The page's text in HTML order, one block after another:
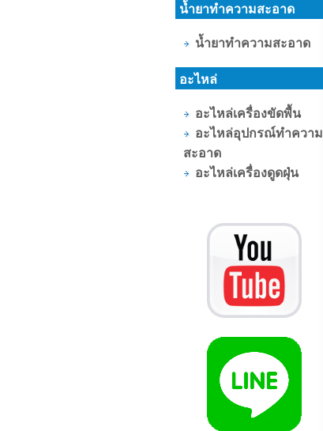
น้ำยาทำความสะอาด
น้ำยาทำความสะอาด
อะไหล่
อะไหล่เครื่องขัดพื้น
อะไหล่อุปกรณ์ทำความ
สะอาด
อะไหล่เครื่องดูดฝุ่น